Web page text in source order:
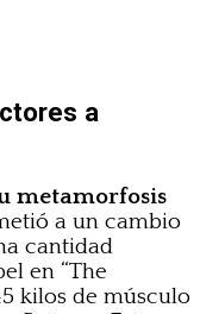
a
metamorfosis
a un cambio
cantidad
en “The
kilos de músculo